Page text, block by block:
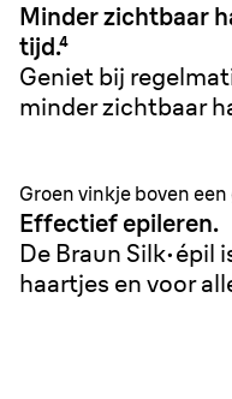
Minder zichtbaar
tijd.⁴
Geniet bij
minder zichtbaar
Groen vinkje boven
Effectief epileren.
De Braun
haartjes en voor